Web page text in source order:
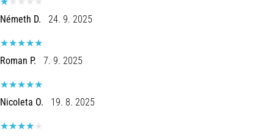
the
common
is
plantar
What
are…
Németh D. 24. 9. 2025
Roman P. 7. 9. 2025
Nicoleta O. 19. 8. 2025